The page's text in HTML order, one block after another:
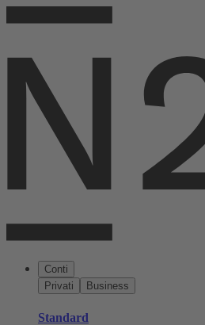
Conti
Privati
Business
Standard